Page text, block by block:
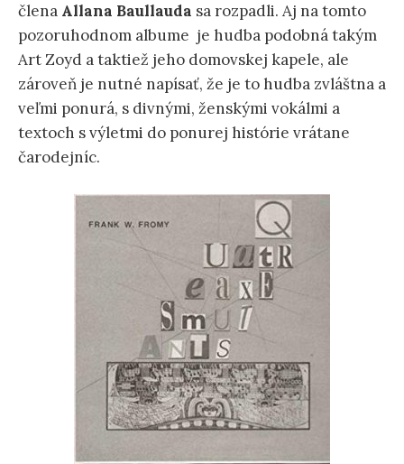
člena Allana Baullauda sa rozpadli. Aj na tomto
pozoruhodnom albume je hudba podobná takým
Art Zoyd a taktiež jeho domovskej kapele, ale
zároveň je nutné napísať, že je to hudba zvláštna a
veľmi ponurá, s divnými, ženskými vokálmi a
textoch s výletmi do ponurej histórie vrátane
čarodejníc.